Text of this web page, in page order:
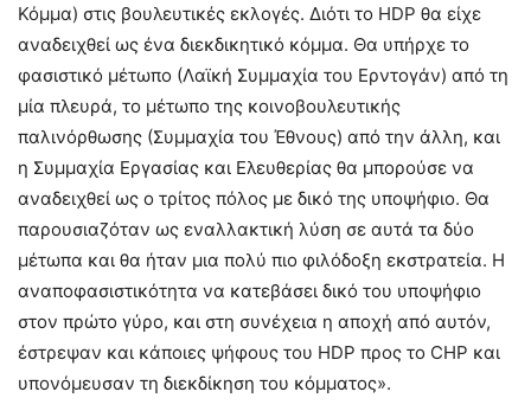
Κόμμα) στις βουλευτικές εκλογές. Διότι το HDP θα είχε
αναδειχθεί ως ένα διεκδικητικό κόμμα. Θα υπήρχε το
φασιστικό μέτωπο (Λαϊκή Συμμαχία του Ερντογάν) από τη
μία πλευρά, το μέτωπο της κοινοβουλευτικής
παλινόρθωσης (Συμμαχία του Έθνους) από την άλλη, και
η Συμμαχία Εργασίας και Ελευθερίας θα μπορούσε να
αναδειχθεί ως ο τρίτος πόλος με δικό της υποψήφιο. Θα
παρουσιαζόταν ως εναλλακτική λύση σε αυτά τα δύο
μέτωπα και θα ήταν μια πολύ πιο φιλόδοξη εκστρατεία. Η
αναποφασιστικότητα να κατεβάσει δικό του υποψήφιο
στον πρώτο γύρο, και στη συνέχεια η αποχή από αυτόν,
έστρεψαν και κάποιες ψήφους του HDP προς το CHP και
υπονόμευσαν τη διεκδίκηση του κόμματος».